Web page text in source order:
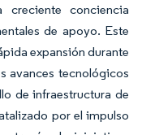
conciencia
de apoyo. Este
expansión durante
avances tecnológicos
de infraestructura de
por el impulso